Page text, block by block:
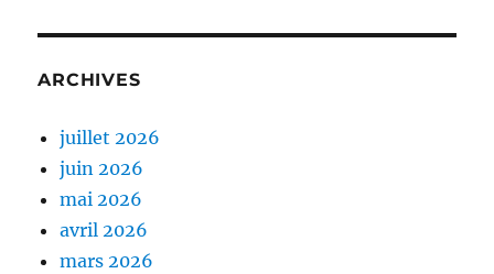
ARCHIVES
juillet 2026
juin 2026
mai 2026
avril 2026
mars 2026